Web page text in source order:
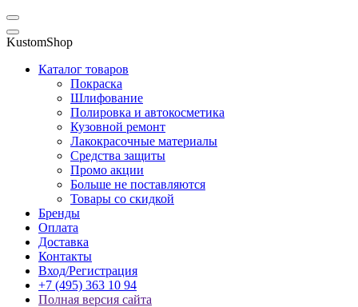
KustomShop
Каталог товаров
Покраска
Шлифование
Полировка и автокосметика
Кузовной ремонт
Лакокрасочные материалы
Средства защиты
Промо акции
Больше не поставляются
Товары со скидкой
Бренды
Оплата
Доставка
Контакты
Вход/Регистрация
+7 (495) 363 10 94
Полная версия сайта